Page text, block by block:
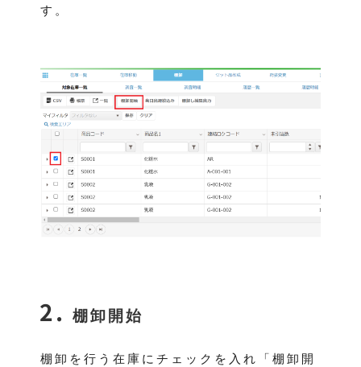
す。
棚卸開始
棚卸を行う在庫にチェックを入れ「棚卸開